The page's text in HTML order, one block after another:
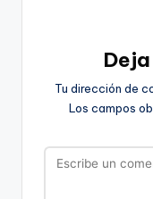
Tu dirección de
Los campos